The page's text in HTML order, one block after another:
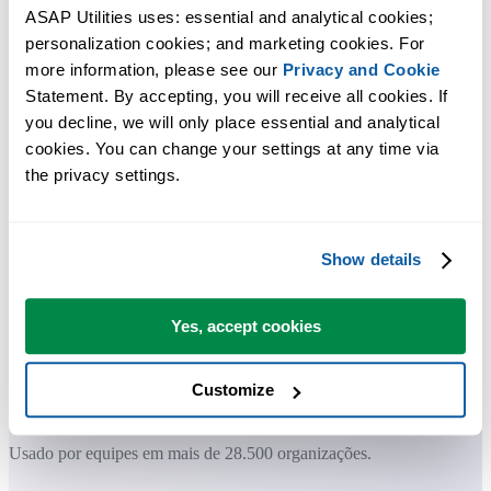
ASAP Utilities uses: essential and analytical cookies;
personalization cookies; and marketing cookies. For
more information, please see our Privacy and Cookie
Statement. By accepting, you will receive all cookies. If
you decline, we will only place essential and analytical
cookies. You can change your settings at any time via
the privacy settings.
Show details
Yes, accept cookies
Customize
Ferramentas práticas que muitos usuários do Excel gostariam de ter
Excel.
Economize tempo no Excel. Simples assim.
O ASAP Utilities ajuda você a economizar tempo e fazer coisas que o
Você pode começar imediatamente. Não é necessário treinamento.
A maioria dos usuários começa com algumas ferramentas. Muitos
Usado por equipes em mais de 28.500 organizações.